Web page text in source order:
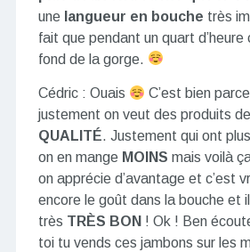
une langueur en bouche très
fait que pendant un quart d’heure
fond de la gorge.
Cédric : Ouais
C’est bien
justement on veut des produits de
QUALITÉ. Justement qui ont
on en mange MOINS mais voilà
on apprécie d’avantage et c’est
encore le goût dans la bouche et
très TRÈS BON ! Ok ! Ben
toi tu vends ces jambons sur les